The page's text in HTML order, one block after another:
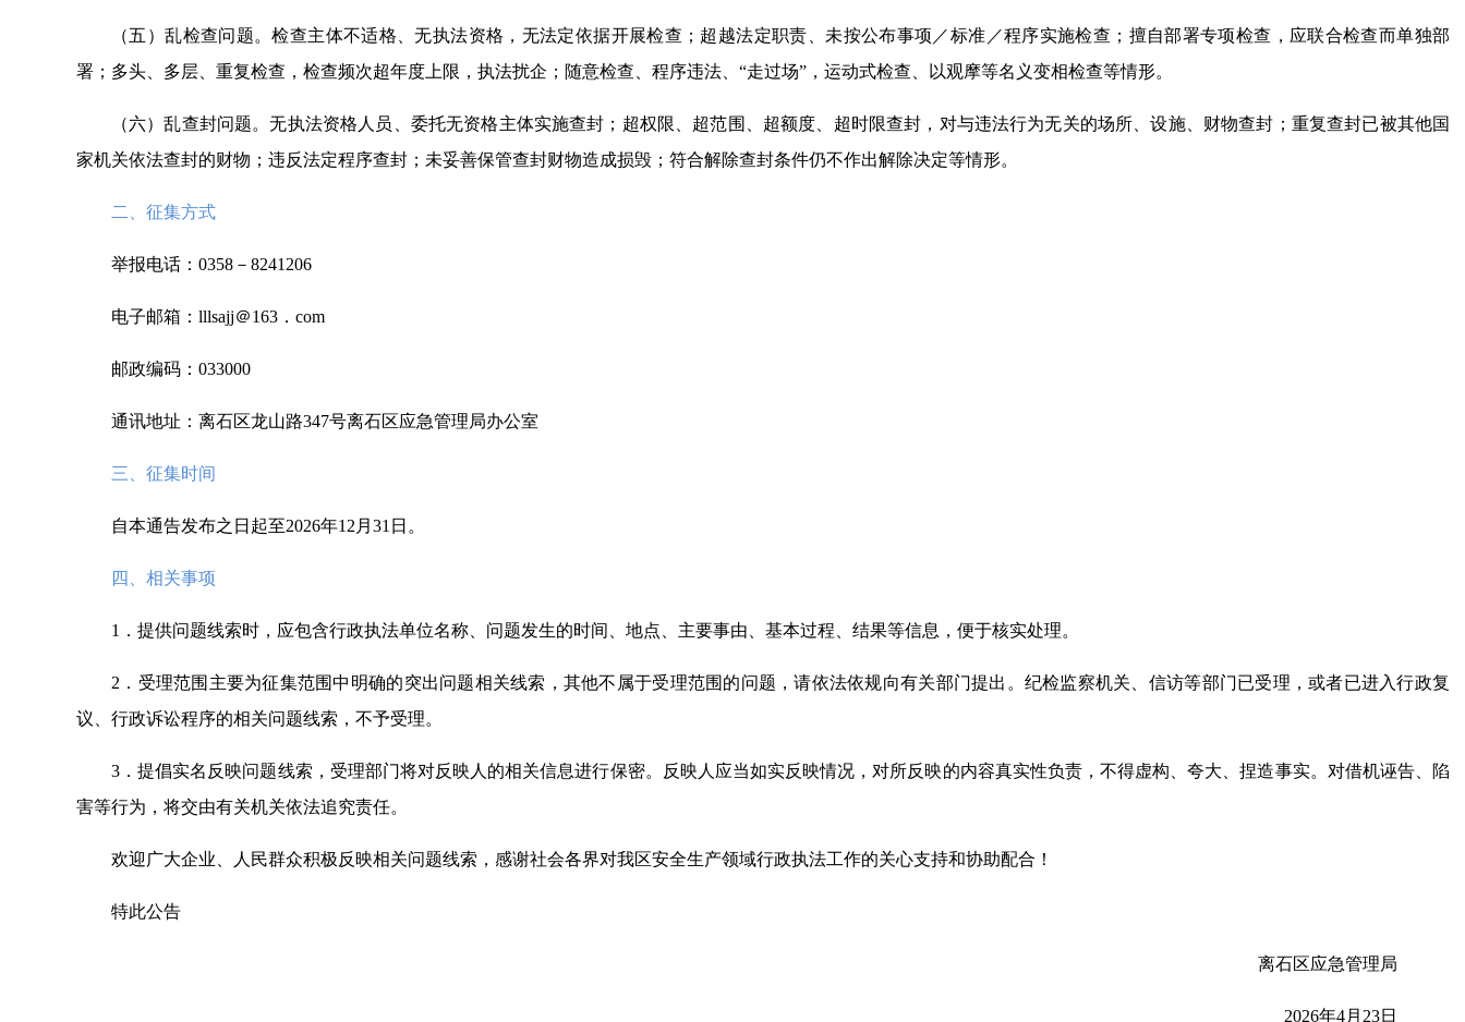
（五）乱检查问题。检查主体不适格、无执法资格，无法定依据开展检查；超越法定职责、未按公布事项／标准／程序实施检查；擅自部署专项检查，应联合检查而单独部
署；多头、多层、重复检查，检查频次超年度上限，执法扰企；随意检查、程序违法、“走过场”，运动式检查、以观摩等名义变相检查等情形。
（六）乱查封问题。无执法资格人员、委托无资格主体实施查封；超权限、超范围、超额度、超时限查封，对与违法行为无关的场所、设施、财物查封；重复查封已被其他国
家机关依法查封的财物；违反法定程序查封；未妥善保管查封财物造成损毁；符合解除查封条件仍不作出解除决定等情形。
二、征集方式
举报电话：0358－8241206
电子邮箱：lllsajj＠163．com
邮政编码：033000
通讯地址：离石区龙山路347号离石区应急管理局办公室
三、征集时间
自本通告发布之日起至2026年12月31日。
四、相关事项
1．提供问题线索时，应包含行政执法单位名称、问题发生的时间、地点、主要事由、基本过程、结果等信息，便于核实处理。
2．受理范围主要为征集范围中明确的突出问题相关线索，其他不属于受理范围的问题，请依法依规向有关部门提出。纪检监察机关、信访等部门已受理，或者已进入行政复
议、行政诉讼程序的相关问题线索，不予受理。
3．提倡实名反映问题线索，受理部门将对反映人的相关信息进行保密。反映人应当如实反映情况，对所反映的内容真实性负责，不得虚构、夸大、捏造事实。对借机诬告、陷
害等行为，将交由有关机关依法追究责任。
欢迎广大企业、人民群众积极反映相关问题线索，感谢社会各界对我区安全生产领域行政执法工作的关心支持和协助配合！
特此公告
离石区应急管理局
2026年4月23日